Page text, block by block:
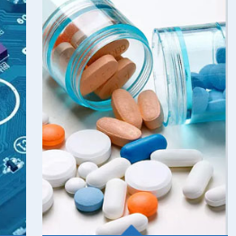
的，且容不得半点疏忽。因
此当压缩空气应用于电力系
统的仪表时，绝大多数的设
计师都会选用无油空压机。